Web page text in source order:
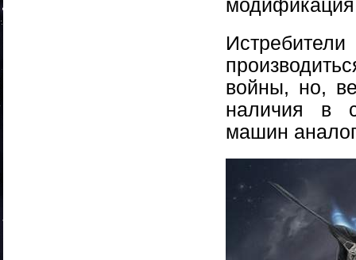
войны, но,
наличия в
машин